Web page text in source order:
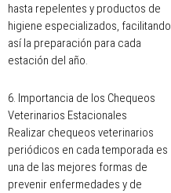
hasta repelentes y productos de
higiene especializados, facilitando
así la preparación para cada
estación del año.
6. Importancia de los Chequeos
Veterinarios Estacionales
Realizar chequeos veterinarios
periódicos en cada temporada es
una de las mejores formas de
prevenir enfermedades y de